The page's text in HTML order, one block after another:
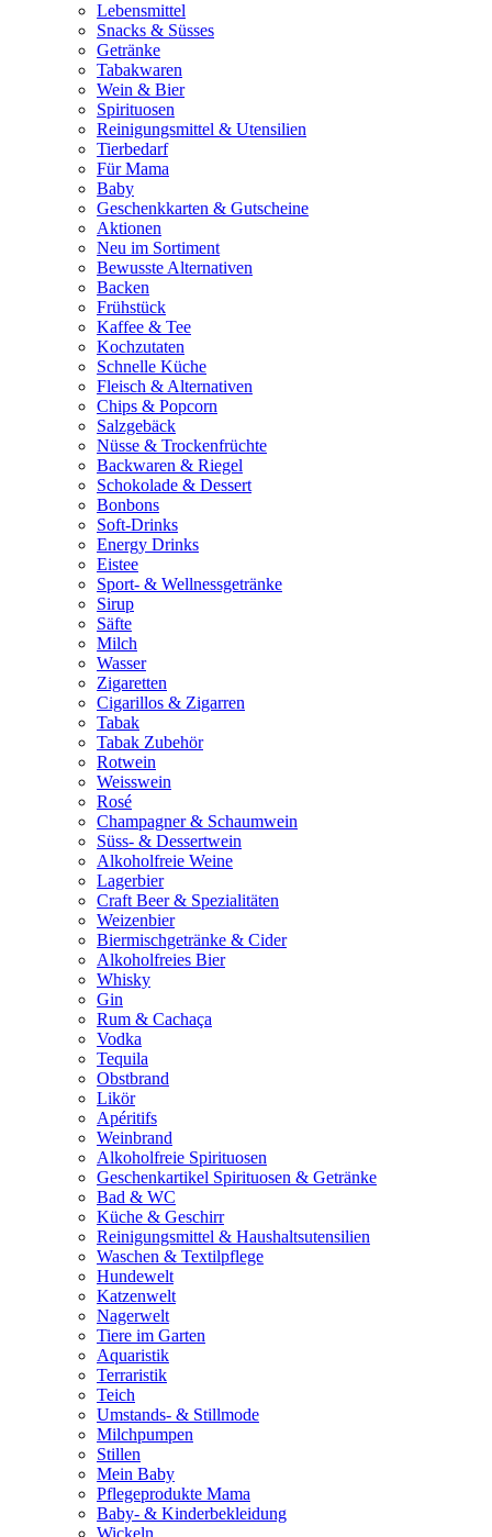
Lebensmittel
Snacks & Süsses
Getränke
Tabakwaren
Wein & Bier
Spirituosen
Reinigungsmittel & Utensilien
Tierbedarf
Für Mama
Baby
Geschenkkarten & Gutscheine
Aktionen
Neu im Sortiment
Bewusste Alternativen
Backen
Frühstück
Kaffee & Tee
Kochzutaten
Schnelle Küche
Fleisch & Alternativen
Chips & Popcorn
Salzgebäck
Nüsse & Trockenfrüchte
Backwaren & Riegel
Schokolade & Dessert
Bonbons
Soft-Drinks
Energy Drinks
Eistee
Sport- & Wellnessgetränke
Sirup
Säfte
Milch
Wasser
Zigaretten
Cigarillos & Zigarren
Tabak
Tabak Zubehör
Rotwein
Weisswein
Rosé
Champagner & Schaumwein
Süss- & Dessertwein
Alkoholfreie Weine
Lagerbier
Craft Beer & Spezialitäten
Weizenbier
Biermischgetränke & Cider
Alkoholfreies Bier
Whisky
Gin
Rum & Cachaça
Vodka
Tequila
Obstbrand
Likör
Apéritifs
Weinbrand
Alkoholfreie Spirituosen
Geschenkartikel Spirituosen & Getränke
Bad & WC
Küche & Geschirr
Reinigungsmittel & Haushaltsutensilien
Waschen & Textilpflege
Hundewelt
Katzenwelt
Nagerwelt
Tiere im Garten
Aquaristik
Terraristik
Teich
Umstands- & Stillmode
Milchpumpen
Stillen
Mein Baby
Pflegeprodukte Mama
Baby- & Kinderbekleidung
Wickeln